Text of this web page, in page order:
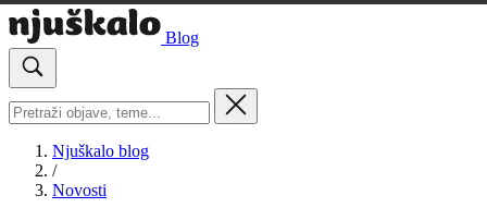
Blog
Njuškalo blog
/
Novosti